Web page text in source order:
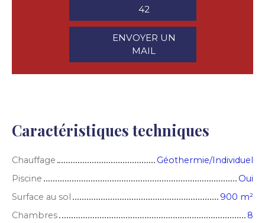
42
ENVOYER UN
MAIL
Caractéristiques techniques
Chauffage
Géothermie/Individuel
Piscine
Oui
Surface au sol
900 m²
Chambres
8